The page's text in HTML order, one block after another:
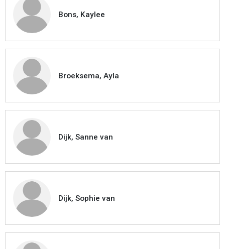
Bons, Kaylee
Broeksema, Ayla
Dijk, Sanne van
Dijk, Sophie van